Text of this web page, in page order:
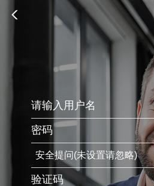
安全提问(未设置请忽略)